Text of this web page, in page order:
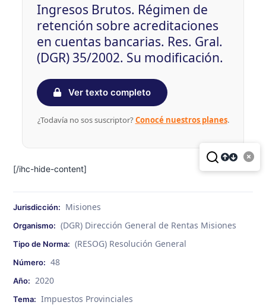
Ingresos Brutos. Régimen de
retención sobre acreditaciones
en cuentas bancarias. Res. Gral.
(DGR) 35/2002. Su modificación.
Ver texto completo
¿Todavía no sos suscriptor?Conocé nuestros planes.
[/ihc-hide-content]
Jurisdicción: Misiones
Organismo: (DGR) Dirección General de Rentas Misiones
Tipo de Norma: (RESOG) Resolución General
Número: 48
Año: 2020
Tema: Impuestos Provinciales